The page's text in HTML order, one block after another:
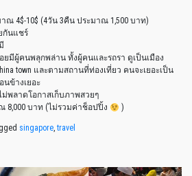
ณ 4$-10$ (4วัน 3คืน ประมาณ 1,500 บาท)
กันแชร์
มีผู้คนพลุกพล่าน ทั้งผู้คนและรถรา ดูเป็นเมือง
town และตามสถานที่ท่องเที่ยว คนจะเยอะเป็น
ข้างเยอะ
ม่พลาดโอกาสเก็บภาพสวยๆ
8,000 บาท (ไม่รวมค่าช็อปปิ้ง
)
singapore, travel